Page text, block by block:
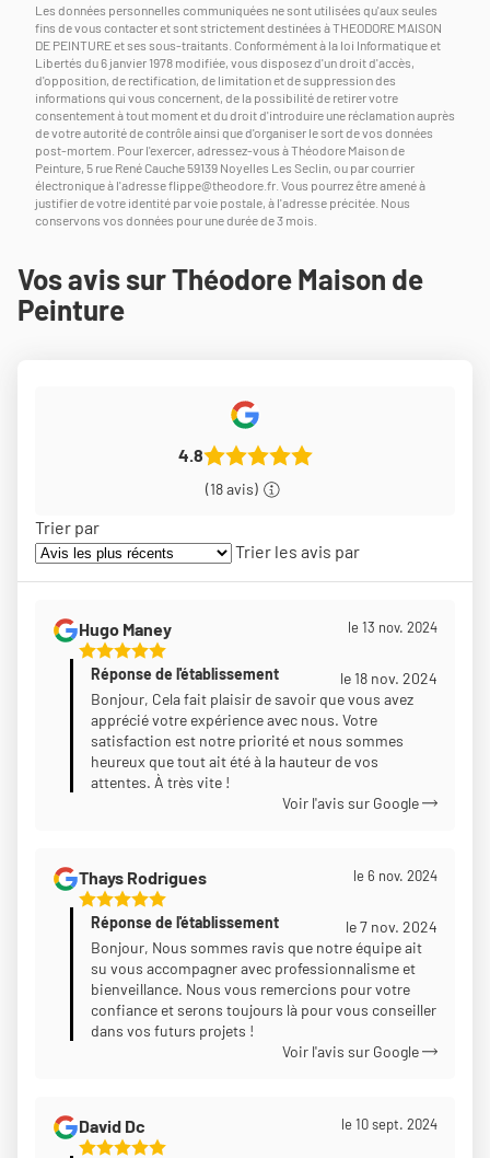
Les données personnelles communiquées ne sont utilisées qu'aux seules
fins de vous contacter et sont strictement destinées à THEODORE MAISON
DE PEINTURE et ses sous-traitants. Conformément à la loi Informatique et
Libertés du 6 janvier 1978 modifiée, vous disposez d'un droit d'accès,
d'opposition, de rectification, de limitation et de suppression des
informations qui vous concernent, de la possibilité de retirer votre
consentement à tout moment et du droit d'introduire une réclamation auprès
de votre autorité de contrôle ainsi que d'organiser le sort de vos données
post-mortem. Pour l'exercer, adressez-vous à Théodore Maison de
Peinture, 5 rue René Cauche 59139 Noyelles Les Seclin, ou par courrier
électronique à l'adresseflippe@theodore.fr . Vous pourrez être amené à
justifier de votre identité par voie postale, à l'adresse précitée. Nous
conservons vos données pour une durée de 3 mois.
Vos avis sur Théodore Maison de
Peinture
4.8
(18 avis)
Trier par
Trier les avis par
Hugo Maney
5
Étoiles
Sur
le 13 nov. 2024
Réponse de l'établissement
le 18 nov. 2024
Bonjour, Cela fait plaisir de savoir que vous avez
apprécié votre expérience avec nous. Votre
satisfaction est notre priorité et nous sommes
heureux que tout ait été à la hauteur de vos
attentes. À très vite !
Voir l'avis sur Google
Thays Rodrigues
5
Étoiles
Sur
le 6 nov. 2024
Réponse de l'établissement
le 7 nov. 2024
Bonjour, Nous sommes ravis que notre équipe ait
su vous accompagner avec professionnalisme et
bienveillance. Nous vous remercions pour votre
confiance et serons toujours là pour vous conseiller
dans vos futurs projets !
Voir l'avis sur Google
David Dc
5
le 10 sept. 2024